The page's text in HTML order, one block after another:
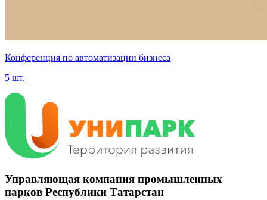
Конференция по автоматизации бизнеса
5 шт.
Управляющая компания промышленных
парков Республики Татарстан